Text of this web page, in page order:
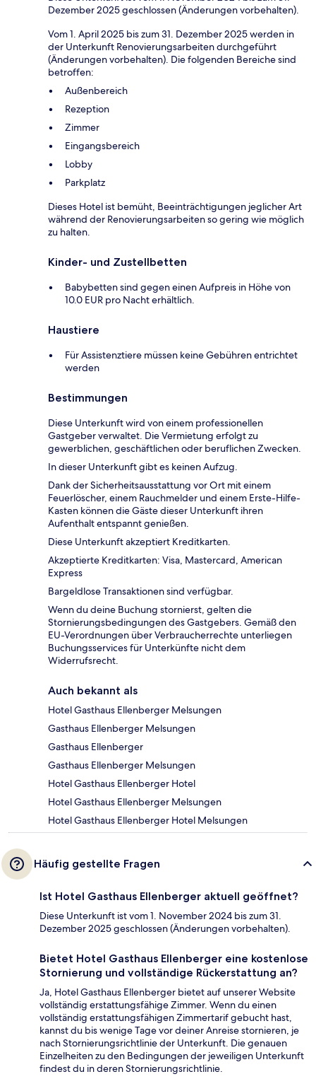
Dezember 2025 geschlossen (Änderungen vorbehalten).
Vom 1. April 2025 bis zum 31. Dezember 2025 werden in
der Unterkunft Renovierungsarbeiten durchgeführt
(Änderungen vorbehalten). Die folgenden Bereiche sind
betroffen:
Außenbereich
Rezeption
Zimmer
Eingangsbereich
Lobby
Parkplatz
Dieses Hotel ist bemüht, Beeinträchtigungen jeglicher Art
während der Renovierungsarbeiten so gering wie möglich
zu halten.
Kinder- und Zustellbetten
Babybetten sind gegen einen Aufpreis in Höhe von
10.0 EUR pro Nacht erhältlich.
Haustiere
Für Assistenztiere müssen keine Gebühren entrichtet
werden
Bestimmungen
Diese Unterkunft wird von einem professionellen
Gastgeber verwaltet. Die Vermietung erfolgt zu
gewerblichen, geschäftlichen oder beruflichen Zwecken.
In dieser Unterkunft gibt es keinen Aufzug.
Dank der Sicherheitsausstattung vor Ort mit einem
Feuerlöscher, einem Rauchmelder und einem Erste-Hilfe-
Kasten können die Gäste dieser Unterkunft ihren
Aufenthalt entspannt genießen.
Diese Unterkunft akzeptiert Kreditkarten.
Akzeptierte Kreditkarten: Visa, Mastercard, American
Express
Bargeldlose Transaktionen sind verfügbar.
Wenn du deine Buchung stornierst, gelten die
Stornierungsbedingungen des Gastgebers. Gemäß den
EU-Verordnungen über Verbraucherrechte unterliegen
Buchungsservices für Unterkünfte nicht dem
Widerrufsrecht.
Auch bekannt als
Hotel Gasthaus Ellenberger Melsungen
Gasthaus Ellenberger Melsungen
Gasthaus Ellenberger
Gasthaus Ellenberger Melsungen
Hotel Gasthaus Ellenberger Hotel
Hotel Gasthaus Ellenberger Melsungen
Hotel Gasthaus Ellenberger Hotel Melsungen
Häufig gestellte Fragen
Ist Hotel Gasthaus Ellenberger aktuell geöffnet?
Diese Unterkunft ist vom 1. November 2024 bis zum 31.
Dezember 2025 geschlossen (Änderungen vorbehalten).
Bietet Hotel Gasthaus Ellenberger eine kostenlose
Stornierung und vollständige Rückerstattung an?
Ja, Hotel Gasthaus Ellenberger bietet auf unserer Website
vollständig erstattungsfähige Zimmer. Wenn du einen
vollständig erstattungsfähigen Zimmertarif gebucht hast,
kannst du bis wenige Tage vor deiner Anreise stornieren, je
nach Stornierungsrichtlinie der Unterkunft. Die genauen
Einzelheiten zu den Bedingungen der jeweiligen Unterkunft
findest du in deren Stornierungsrichtlinie.